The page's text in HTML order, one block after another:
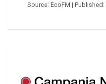
Source: EcoFM | Published: